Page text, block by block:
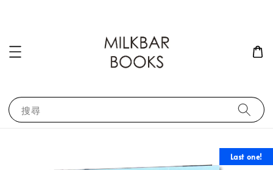
搜尋
Last one!